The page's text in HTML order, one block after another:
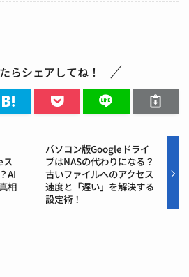
らシェアしてね！
ス
AI
相
パソコン版Googleドライ
ブはNASの代わりになる？
古いファイルへのアクセス
速度と「遅い」を解決する
設定術！